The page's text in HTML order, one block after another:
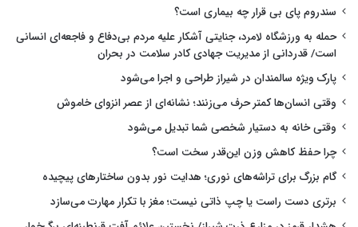
سندروم پای بی قرار چه بیماری است؟
حمله به ورزشگاه لامرد، جنایتی آشکار علیه مردم بی‌دفاع و فاجعه‌ای انسانی
است/ قدردانی از مدیریت جهادی کادر سلامت در بحران
پارک ویژه سالمندان در شیراز طراحی و اجرا می‌شود
وقتی انسان‌ها کمتر حرف می‌زنند؛ نشانه‌ای از عصر انزوای خاموش
وقتی خانه به دستیار شخصی شما تبدیل می‌شود
چرا حفظ کاهش وزن این‌قدر سخت است؟
گام بزرگ برای تراشه‌های نوری؛ هدایت نور بدون ساختارهای پیچیده
برتری دست راست یا چپ ذاتی نیست؛ مغز با تکرار مهارت می‌سازد